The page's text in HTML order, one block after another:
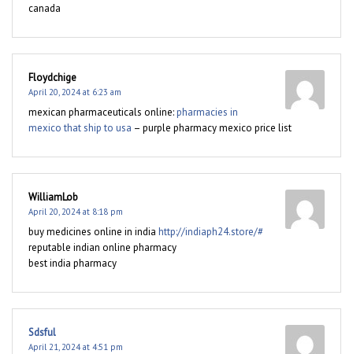
canada
Floydchige
April 20, 2024 at 6:23 am
mexican pharmaceuticals online:pharmacies in
mexico that ship to usa – purple pharmacy mexico price list
WilliamLob
April 20, 2024 at 8:18 pm
buy medicines online in india http://indiaph24.store/#
reputable indian online pharmacy
best india pharmacy
Sdsful
April 21, 2024 at 4:51 pm